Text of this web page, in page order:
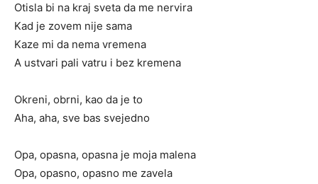
Otisla bi na kraj sveta da me nervira
Kad je zovem nije sama
Kaze mi da nema vremena
A ustvari pali vatru i bez kremena
Okreni, obrni, kao da je to
Aha, aha, sve bas svejedno
Opa, opasna, opasna je moja malena
Opa, opasno, opasno me zavela